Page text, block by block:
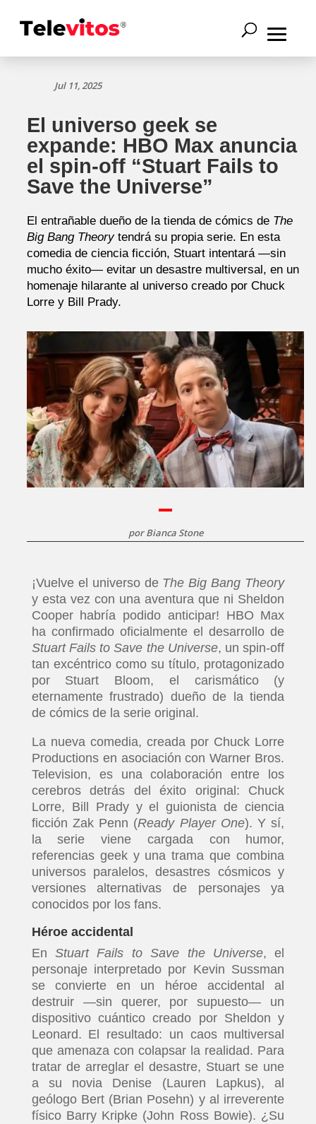
Jul 11, 2025
El universo geek se
expande: HBO Max anuncia
el spin-off “Stuart Fails to
Save the Universe”
El entrañable dueño de la tienda de cómics de The
Big Bang Theorytendrá su propia serie. En esta
comedia de ciencia ficción, Stuart intentará —sin
mucho éxito— evitar un desastre multiversal, en un
homenaje hilarante al universo creado por Chuck
Lorre y Bill Prady.
porBianca Stone
¡Vuelve el universo de The Big Bang Theory
y esta vez con una aventura que ni Sheldon
Cooper habría podido anticipar! HBO Max
ha confirmado oficialmente el desarrollo de
Stuart Fails to Save the Universe, un spin-off
tan excéntrico como su título, protagonizado
por Stuart Bloom, el carismático (y
eternamente frustrado) dueño de la tienda
de cómics de la serie original.
La nueva comedia, creada por Chuck Lorre
Productions en asociación con Warner Bros.
Television, es una colaboración entre los
cerebros detrás del éxito original: Chuck
Lorre, Bill Prady y el guionista de ciencia
ficción Zak Penn (Ready Player One). Y sí,
la serie viene cargada con humor,
referencias geek y una trama que combina
universos paralelos, desastres cósmicos y
versiones alternativas de personajes ya
conocidos por los fans.
Héroe accidental
EnStuart Fails to Save the Universe, el
personaje interpretado por Kevin Sussman
se convierte en un héroe accidental al
destruir —sin querer, por supuesto— un
dispositivo cuántico creado por Sheldon y
Leonard. El resultado: un caos multiversal
que amenaza con colapsar la realidad. Para
tratar de arreglar el desastre, Stuart se une
a su novia Denise (Lauren Lapkus), al
geólogo Bert (Brian Posehn) y al irreverente
físico Barry Kripke (John Ross Bowie). ¿Su